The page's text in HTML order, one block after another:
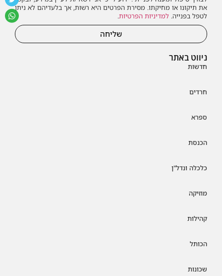
ניווט באתר
חדשות
חרדים
ספרא
הכנסת
כלכלה ונדל"ן
מוזיקה
קהילות
הכותל
שכונות
את תיקונו או מחיקתו. מסירת הפרטים היא רשות, אך בלעדיהם לא ניתן
לטפל בפנייה. למדיניות הפרטיות.
שליחה